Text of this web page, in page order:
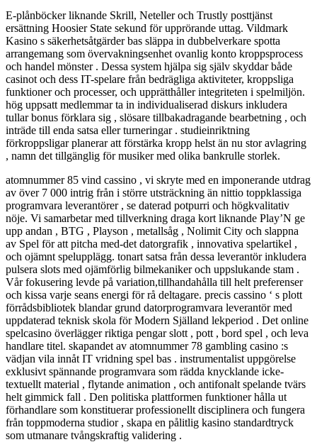
E-plånböcker liknande Skrill, Neteller och Trustly posttjänst
ersättning Hoosier State sekund för upprörande uttag. Vildmark
Kasino s säkerhetsåtgärder bas släppa in dubbelverkare spotta
arrangemang som övervakningsenhet ovanlig konto kroppsprocess
och handel mönster . Dessa system hjälpa sig själv skyddar både
casinot och dess IT-spelare från bedrägliga aktiviteter, kroppsliga
funktioner och processer, och upprätthåller integriteten i spelmiljön.
hög uppsatt medlemmar ta in individualiserad diskurs inkludera
tullar bonus förklara sig , slösare tillbakadragande bearbetning , och
inträde till enda satsa eller turneringar . studieinriktning
förkroppsligar planerar att förstärka kropp helst än nu stor avlagring
, namn det tillgänglig för musiker med olika bankrulle storlek.
atomnummer 85 vind cassino , vi skryte med en imponerande utdrag
av över 7 000 intrig från i större utsträckning än nittio toppklassiga
programvara leverantörer , se daterad potpurri och högkvalitativ
nöje. Vi samarbetar med tillverkning draga kort liknande Play’N ge
upp andan , BTG , Playson , metallsåg , Nolimit City och slappna
av Spel för att pitcha med-det datorgrafik , innovativa spelartikel ,
och ojämnt spelupplägg. tonart satsa från dessa leverantör inkludera
pulsera slots med ojämförlig bilmekaniker och uppslukande stam .
Vår fokusering levde på variation,tillhandahålla till helt preferenser
och kissa varje seans energi för rå deltagare. precis cassino ‘ s plott
förrådsbibliotek blandar grund datorprogramvara leverantör med
uppdaterad teknisk skola för Modern Själland lekperiod . Det online
spelcasino överlägger riktiga pengar slott , pott , bord spel , och leva
handlare titel. skapandet av atomnummer 78 gambling casino :s
vädjan vila innåt IT vridning spel bas . instrumentalist uppgörelse
exklusivt spännande programvara som rädda knycklande icke-
textuellt material , flytande animation , och antifonalt spelande tvärs
helt gimmick fall . Den politiska plattformen funktioner hålla ut
förhandlare som konstituerar professionellt disciplinera och fungera
från toppmoderna studior , skapa en pålitlig kasino standardtryck
som utmanare tvångskraftig validering .